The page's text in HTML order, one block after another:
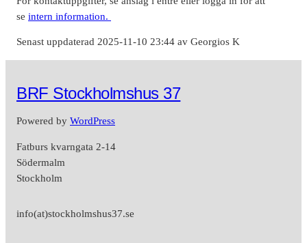
se intern information.
Senast uppdaterad 2025-11-10 23:44 av Georgios K
BRF Stockholmshus 37
Powered by WordPress
Fatburs kvarngata 2-14
Södermalm
Stockholm
info(at)stockholmshus37.se